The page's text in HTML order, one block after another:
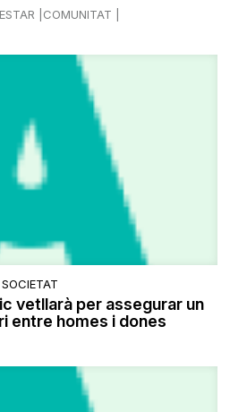
COMUNITAT
SOCIETAT
vetllarà per assegurar un
entre homes i dones